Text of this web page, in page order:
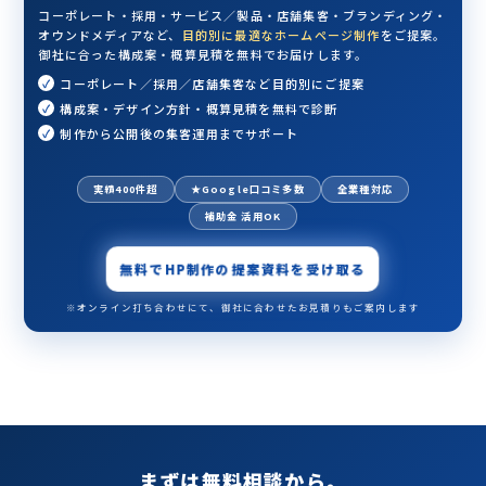
コーポレート・採用・サービス／製品・店舗集客・ブランディング・
オウンドメディアなど、 目的別に最適なホームページ制作をご提案。
御社に合った構成案・概算見積を無料でお届けします。
コーポレート／採用／店舗集客など目的別にご提案
構成案・デザイン方針・概算見積を無料で診断
制作から公開後の集客運用までサポート
実績400件超 ★Google口コミ多数
全業種対応
補助金 活用OK
無料でHP制作の提案資料を受け取る
※オンライン打ち合わせにて、御社に合わせたお見積りもご案内します